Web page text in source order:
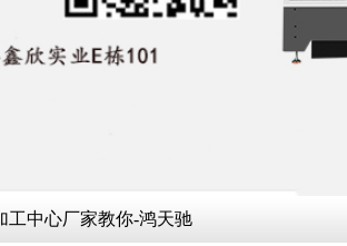
工中心厂家教你-鸿天驰